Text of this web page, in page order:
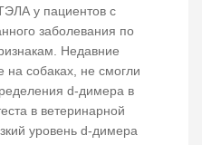
у пациентов с
заболевания по
Недавние
на собаках, не смогли
d-димера в
в ветеринарной
уровень d-димера